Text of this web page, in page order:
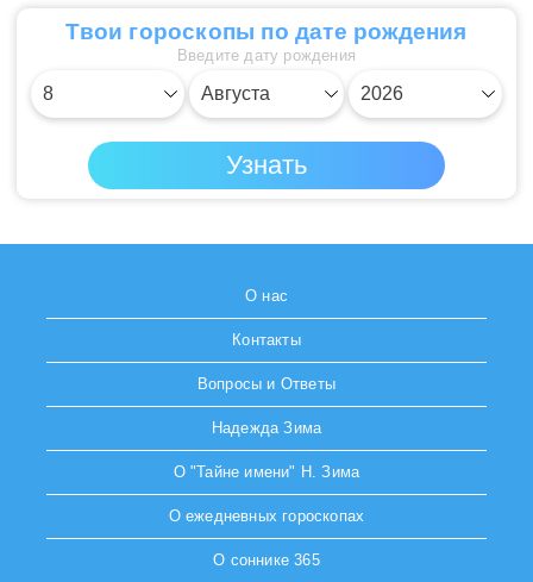
Твои гороскопы по дате рождения
Введите дату рождения
О нас
Контакты
Вопросы и Ответы
Надежда Зима
О "Тайне имени" Н. Зима
О ежедневных гороскопах
О соннике 365